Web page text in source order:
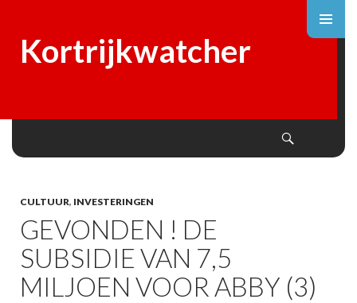
Kortrijkwatcher
CULTUUR, INVESTERINGEN
GEVONDEN ! DE
SUBSIDIE VAN 7,5
MILJOEN VOOR ABBY (3)